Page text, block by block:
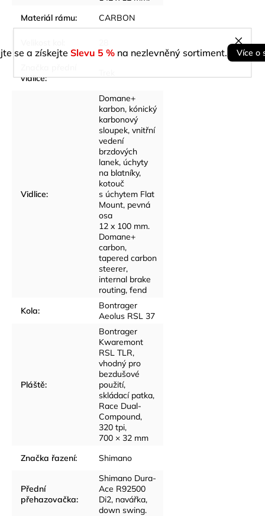
se a získejte Slevu 5 % na nezlevněný sortiment. Více o
Materiál rámu: CARBON
vidlice:
Vidlice:
Domane+
karbon, kónický
karbonový
sloupek, vnitřní
vedení
brzdových
lanek, úchyty
na blatníky,
kotouč
s úchytem Flat
Mount, pevná
osa
12 x 100 mm.
Domane+
carbon,
tapered carbon
steerer,
internal brake
routing, fend
Kola:
Bontrager
Aeolus RSL 37
Pláště:
Bontrager
Kwaremont
RSL TLR,
vhodný pro
bezdušové
použití,
skládací patka,
Race Dual-
Compound,
320 tpi,
700 × 32 mm
Značka řazení: Shimano
Přední
přehazovačka:
Shimano Dura-
Ace R92500
Di2, navářka,
down swing.